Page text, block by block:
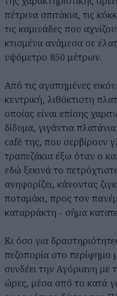
πέτρινα σπιτάκια, τις
τις καμινάδες που
κτισμένα ανάμεσα σε
υψόμετρο 850 μέτρων.
Από τις αγαπημένες
κεντρική, λιθόκτιστη
οποίας είναι επίσης
δίδυμα, γιγάντια
café της, που σερβίρουν
τραπεζάκια έξω όταν ο
εδώ ξεκινά το
ανηφορίζει, κάνοντας
ποταμάκι, προς τον
καταρράκτη - σήμα
Κι όσο για
πεζοπορία στο περίφημο
συνδέει την Αγόριανη με
ώρες, μέσα από το κατά